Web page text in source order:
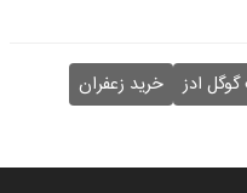
ادز
خرید زعفران